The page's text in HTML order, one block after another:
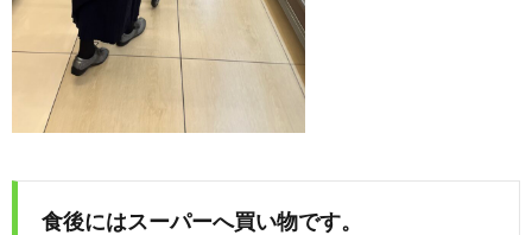
食後にはスーパーへ買い物です。